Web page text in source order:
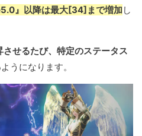
』以降は最大[34]まで増加 し
せるたび、特定のステータス
ようになります。